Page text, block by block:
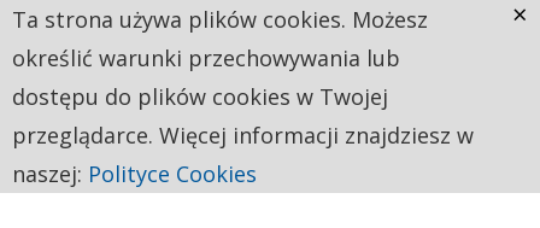
Ta strona używa plików cookies. Możesz
określić warunki przechowywania lub
dostępu do plików cookies w Twojej
przeglądarce. Więcej informacji znajdziesz w
naszej: Polityce Cookies
×